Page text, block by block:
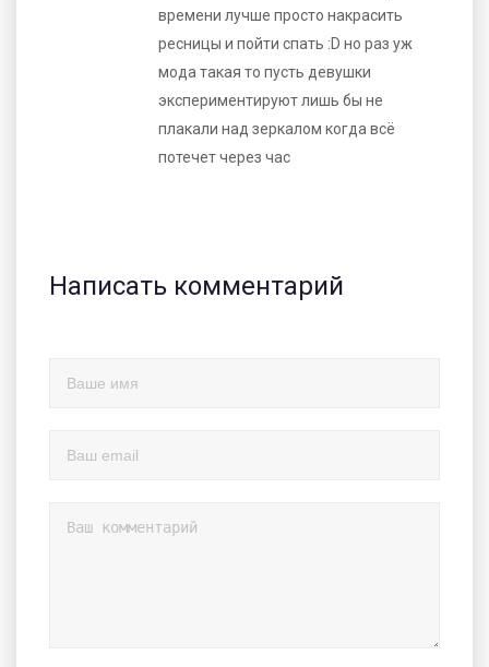
времени лучше просто накрасить
ресницы и пойти спать :D но раз уж
мода такая то пусть девушки
экспериментируют лишь бы не
плакали над зеркалом когда всё
потечет через час
Написать комментарий